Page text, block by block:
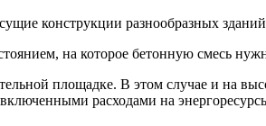
конструкции разнообразных
на которое бетонную смесь
площадке. В этом случае и на
расходами на